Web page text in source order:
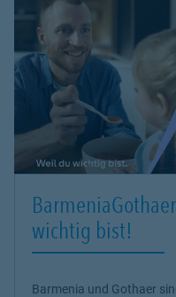
wichtig bist!
Barmenia und Gothaer